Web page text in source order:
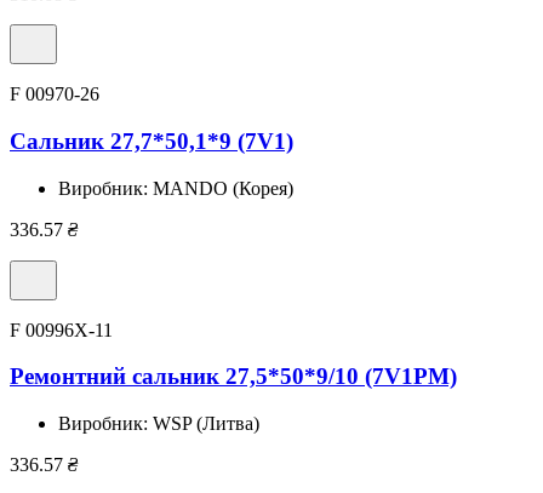
F 00970-26
Сальник 27,7*50,1*9 (7V1)
Виробник: MANDO (Корея)
336.57 ₴
F 00996X-11
Ремонтний сальник 27,5*50*9/10 (7V1PM)
Виробник: WSP (Литва)
336.57 ₴